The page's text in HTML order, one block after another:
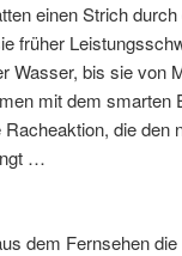
einen Strich
früher
Wasser, bis sie von
mit dem smarten
die den
…
dem Fernsehen